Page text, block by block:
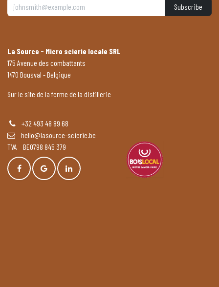
Subscribe
La Source - Micro scierie locale SRL
175 Avenue des combattants
1470 Bousval - Belgique
Sur le site de la ferme de la distillerie
+32 493 48 89 68
hello@lasource-scierie.be
TVA BE0798 845 379